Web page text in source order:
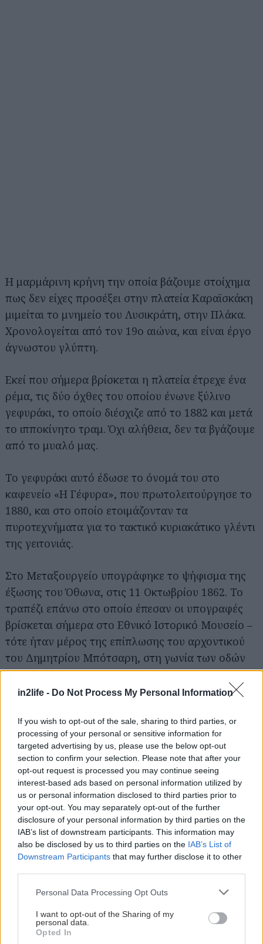
in2life - Do Not Process My Personal Information
If you wish to opt-out of the sale, sharing to third parties, or
processing of your personal or sensitive information for
targeted advertising by us, please use the below opt-out
section to confirm your selection. Please note that after your
opt-out request is processed you may continue seeing
interest-based ads based on personal information utilized by
us or personal information disclosed to third parties prior to
your opt-out. You may separately opt-out of the further
disclosure of your personal information by third parties on the
IAB’s list of downstream participants. This information may
also be disclosed by us to third parties on the IAB’s List of
Downstream Participants that may further disclose it to other
Please note that this website/app uses one or more Google
not limited to your visit or usage behaviour. You may click to
grant or deny consent to Google and its third-party tags to
use your data for below specified purposes in below Google
Personal Data Processing Opt Outs
I want to opt-out of the Sharing of my
personal data.
Opted In
Η μαρμάρινη κρήνη την οποία βάζουμε στοίχημα
πως δεν είχες προσέξει στην πλατεία Καραϊσκάκη
μιμείται το μνημείο του Λυσικράτη, στην Πλάκα.
Χρονολογείται από τον 19ο αιώνα, και είναι έργο
άγνωστου γλύπτη.
Εκεί που σήμερα βρίσκεται η πλατεία έτρεχε ένα
ρέμα, τις δύο όχθες του οποίου ένωνε ξύλινο
γεφυράκι, το οποίο διέσχιζε από το 1882 και μετά
το ιπποκίνητο τραμ. Όχι αλήθεια, δεν τα βγάζουμε
από το μυαλό μας.
Το γεφυράκι αυτό έδωσε το όνομά του στο
καφενείο «Η Γέφυρα», που πρωτολειτούργησε το
1880, και στο οποίο ετοιμάζονταν τα
πυροτεχνήματα για το τακτικό κυριακάτικο γλέντι
της γειτονιάς.
Στο Μεταξουργείο υπογράφηκε το ψήφισμα της
έξωσης του Όθωνα, στις 11 Οκτωβρίου 1862. Το
τραπέζι επάνω στο οποίο έπεσαν οι υπογραφές
βρίσκεται σήμερα στο Εθνικό Ιστορικό Μουσείο –
τότε ήταν μέρος της επίπλωσης του αρχοντικού
του Δημητρίου Μπότσαρη, στη γωνία των οδών
Λεωνίδου και Γιατράκου.
Αναζήτηση
για...